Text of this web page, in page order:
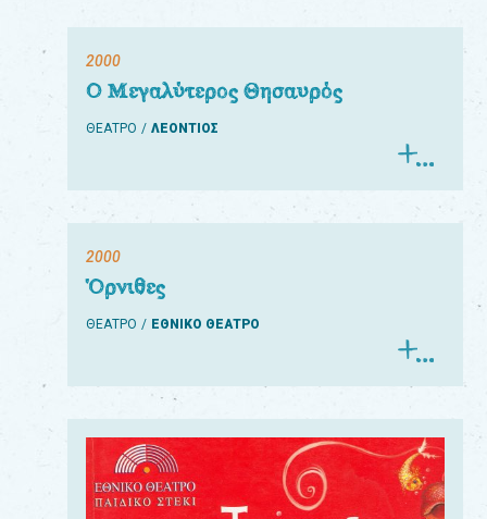
2000
Ο Μεγαλύτερος Θησαυρός
ΘΕΑΤΡΟ ΛΕΟΝΤΙΟΣ
2000
Όρνιθες
ΘΕΑΤΡΟ ΕΘΝΙΚΟ ΘΕΑΤΡΟ